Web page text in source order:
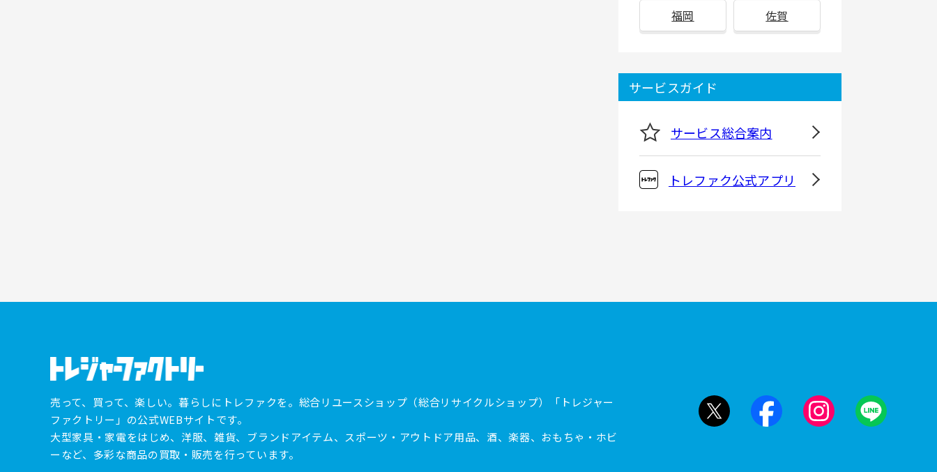
福岡 佐賀
サービスガイド
サービス総合案内
トレファク公式アプリ
売って、買って、楽しい。暮らしにトレファクを。総合リユースショップ（総合リサイクルショップ）「トレジャー
ファクトリー」の公式WEBサイトです。
大型家具・家電をはじめ、洋服、雑貨、ブランドアイテム、スポーツ・アウトドア用品、酒、楽器、おもちゃ・ホビ
ーなど、多彩な商品の買取・販売を行っています。